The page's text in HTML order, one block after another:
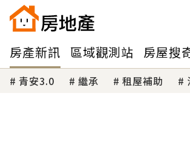
房產新訊 區域觀測站 房屋搜
青安3.0 繼承 租屋補助